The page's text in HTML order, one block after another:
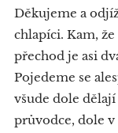
Děkujeme a
chlapíci. Kam,
přechod je asi
Pojedeme se
všude dole
průvodce, dole